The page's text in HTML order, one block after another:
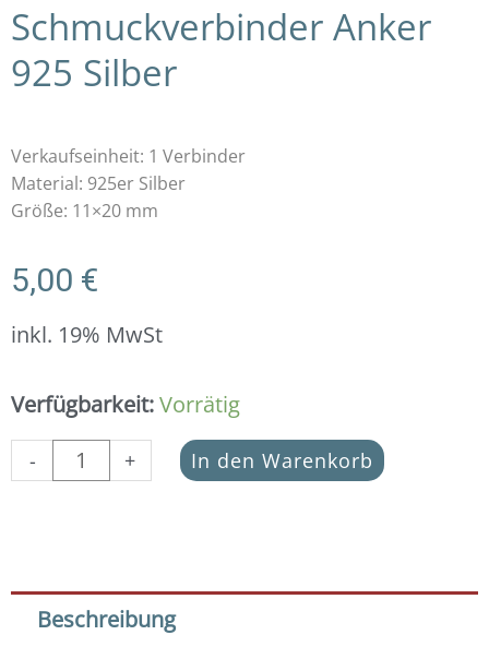
Schmuckverbinder Anker
925 Silber
Verkaufseinheit: 1 Verbinder
Material: 925er Silber
Größe: 11×20 mm
5,00 €
inkl. 19% MwSt
Verfügbarkeit:Vorrätig
-
Schmuckverbinder
925
Silber
+ In den Warenkorb
Beschreibung